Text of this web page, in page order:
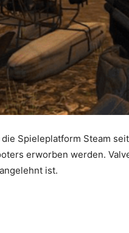
Spieleplatform Steam
erworben werden.
ist.